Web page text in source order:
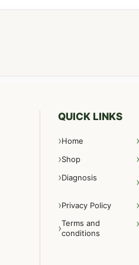
QUICK LINKS
Home
Shop
Diagnosis
Privacy Policy
Terms and
conditions